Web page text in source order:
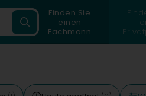
Finden Sie
einen
Fachmann